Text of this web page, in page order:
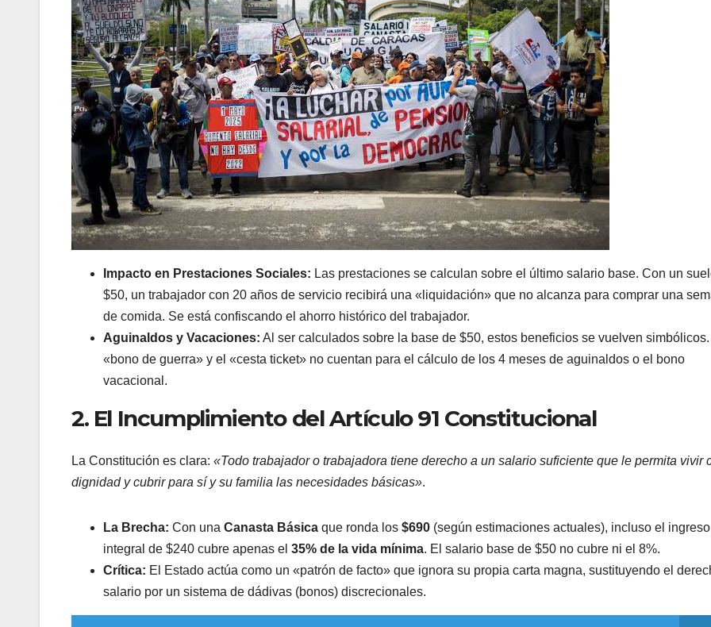
Impacto en Prestaciones Sociales: Las prestaciones se calculan sobre el último salario base. Con un
$50, un trabajador con 20 años de servicio recibirá una «liquidación» que no alcanza para comprar una
de comida. Se está confiscando el ahorro histórico del trabajador.
Aguinaldos y Vacaciones: Al ser calculados sobre la base de $50, estos beneficios se vuelven
«bono de guerra» y el «cesta ticket» no cuentan para el cálculo de los 4 meses de aguinaldos o el bono
vacacional.
​2. El Incumplimiento del Artículo 91 Constitucional
​La Constitución es clara: «Todo trabajador o trabajadora tiene derecho a un salario suficiente que le permita vivir
dignidad y cubrir para sí y su familia las necesidades básicas».
La Brecha: Con una Canasta Básica que ronda los $690 (según estimaciones actuales), incluso el ingreso
integral de $240 cubre apenas el 35% de la vida mínima. El salario base de $50 no cubre ni el 8%.
Crítica: El Estado actúa como un «patrón de facto» que ignora su propia carta magna, sustituyendo el
salario por un sistema de dádivas (bonos) discrecionales.